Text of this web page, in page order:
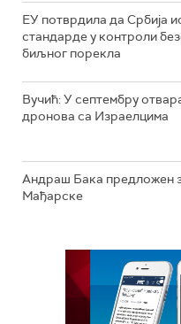
ЕУ потврдила да Србија
стандарде у контроли
биљног порекла
Вучић: У септембру
дронова са Израелцима
Андраш Бакa предложен
Мађарске